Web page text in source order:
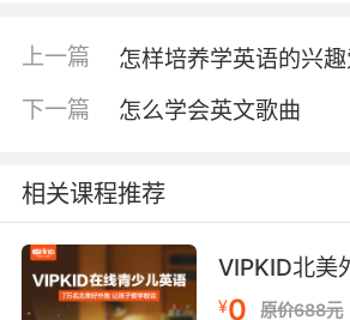
根据孩子的水平和进度调整教
合需要针对性辅导、性格内向
孩子。价格通常较高，对老师
高。 小班课通常是一对二到一
欢和同龄人一起学习的孩子
人，对每个孩子的个体关注度
动课通过动画、游戏等形式让孩
格相对亲民，时间灵活，适合
上一篇 怎样培养学英语的兴
下一篇 怎么学会英文歌曲
相关课程推荐
VIPKID北美
¥0 原价688元